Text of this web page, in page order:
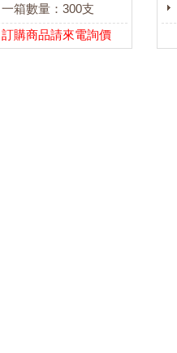
一箱數量：300支
訂購商品請來電詢價